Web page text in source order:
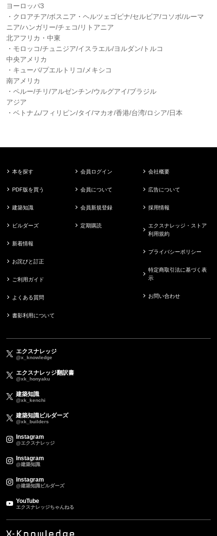
ヨーロッパ3
・クロアチア/ボスニア・ヘルツェゴビナ/セルビア/コソボ/ルーマ
ニア/ハンガリー/チェコ/リトアニア
北アフリカ・中東
・モロッコ/チュニジア/イスラエル/ヨルダン/トルコ
中央アメリカ
・キューバ/プエルトリコ/メキシコ
南アメリカ
・ペルー/チリ/アルゼンチン/ウルグアイ/ブラジル
アジア
・ベトナム/フィリピン/タイ/マカオ/香港/台湾/ロシア/日本
本を探す
PDF版を買う
建築知識
ビルダーズ
新着情報
お詫びと訂正
ご利用ガイド
よくある質問
書影利用について
会員ログイン
会員について
会員新規登録
定期購読
会社概要
広告について
採用情報
エクスナレッジ・ストア
利用規約
プライバシーポリシー
特定商取引法に基づく表
示
お問い合わせ
エクスナレッジ
@x_knowledge
エクスナレッジ翻訳書
@xk_honyaku
建築知識
@xk_kenchi
建築知識ビルダーズ
@xk_builders
Instagram
@エクスナレッジ
Instagram
@建築知識
Instagram
@建築知識ビルダーズ
YouTube
エクスナレッジちゃんねる